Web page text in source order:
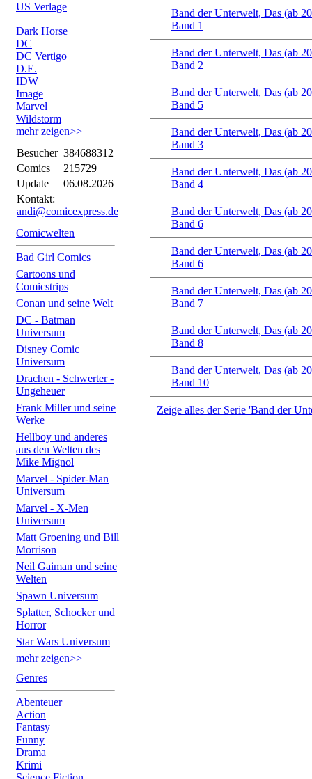
US Verlage
Dark Horse
DC
DC Vertigo
D.E.
IDW
Image
Marvel
Wildstorm
mehr zeigen>>
Besucher 384688312
Comics
215729
Update
06.08.2026
Kontakt:
andi@comicexpress.de
Comicwelten
Bad Girl Comics
Cartoons und
Comicstrips
Conan und seine Welt
DC - Batman
Universum
Disney Comic
Universum
Drachen - Schwerter -
Ungeheuer
Frank Miller und seine
Werke
Hellboy und anderes
aus den Welten des
Mike Mignol
Marvel - Spider-Man
Universum
Marvel - X-Men
Universum
Matt Groening und Bill
Morrison
Neil Gaiman und seine
Welten
Spawn Universum
Splatter, Schocker und
Horror
Star Wars Universum
mehr zeigen>>
Genres
Abenteuer
Action
Fantasy
Funny
Drama
Krimi
Band der Unterwelt, Das (ab
Band 1
Band der Unterwelt, Das (ab
Band 2
Band der Unterwelt, Das (ab
Band 5
Band der Unterwelt, Das (ab
Band 3
Band der Unterwelt, Das (ab
Band 4
Band der Unterwelt, Das (ab
Band 6
Band der Unterwelt, Das (ab
Band 6
Band der Unterwelt, Das (ab
Band 7
Band der Unterwelt, Das (ab
Band 8
Band der Unterwelt, Das (ab
Band 10
Zeige alles der Serie 'Band der